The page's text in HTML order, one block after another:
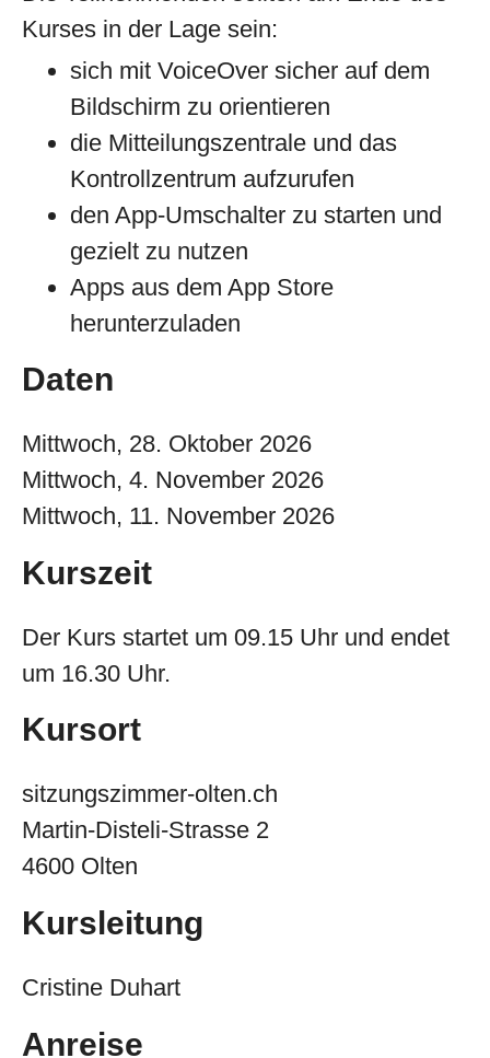
Kurses in der Lage sein:
sich mit VoiceOver sicher auf dem
Bildschirm zu orientieren
die Mitteilungszentrale und das
Kontrollzentrum aufzurufen
den App-Umschalter zu starten und
gezielt zu nutzen
Apps aus dem App Store
herunterzuladen
Daten
Mittwoch, 28. Oktober 2026
Mittwoch, 4. November 2026
Mittwoch, 11. November 2026
Kurszeit
Der Kurs startet um 09.15 Uhr und endet
um 16.30 Uhr.
Kursort
sitzungszimmer-olten.ch
Martin-Disteli-Strasse 2
4600 Olten
Kursleitung
Cristine Duhart
Anreise